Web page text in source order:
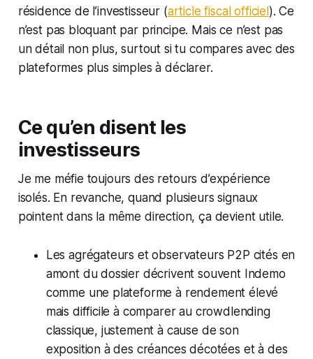
résidence de l’investisseur (article fiscal officiel). Ce
n’est pas bloquant par principe. Mais ce n’est pas
un détail non plus, surtout si tu compares avec des
plateformes plus simples à déclarer.
Ce qu’en disent les
investisseurs
Je me méfie toujours des retours d’expérience
isolés. En revanche, quand plusieurs signaux
pointent dans la même direction, ça devient utile.
Les agrégateurs et observateurs P2P cités en
amont du dossier décrivent souvent Indemo
comme une plateforme à rendement élevé
mais difficile à comparer au crowdlending
classique, justement à cause de son
exposition à des créances décotées et à des